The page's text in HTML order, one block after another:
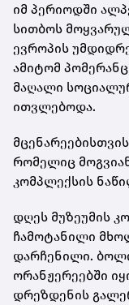
იმ პერიოდში
სითბოს
ევროპის
ამიტომ
მაღალი
ითვლებოდა.
რომელიც
კომპლექსის
დღეს მუზეუმის
ჩამოტანილი
დარჩენილი.
ორანჟერეებში
დრეზდენის